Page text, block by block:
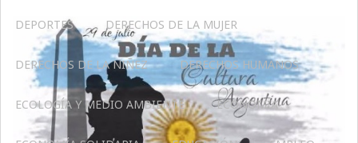
DEPORTES DERECHOS DE LA MUJER
DERECHOS DE LA NIÑEZ DERECHOS HUMANOS
ECOLOGÍA Y MEDIO AMBIENTE ECONOMÍA